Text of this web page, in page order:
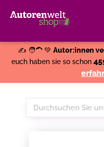
✍️ 🧑‍🦱 💚 Autor:innen
euch haben sie so schon
Durchsuchen
Sie